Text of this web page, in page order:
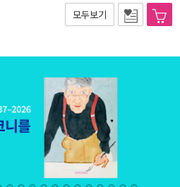
모두보기